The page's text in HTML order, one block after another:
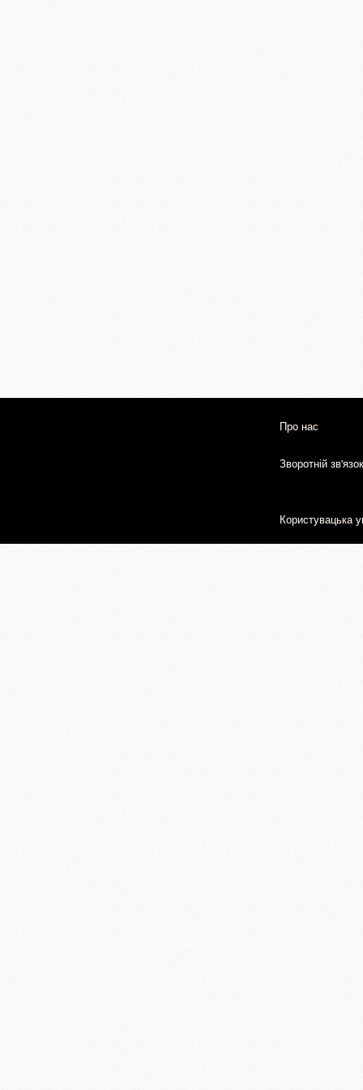
Про нас
Зворотній зв'язок
Користувацька